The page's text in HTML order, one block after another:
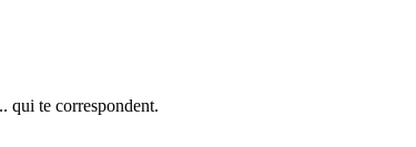
qui te correspondent.